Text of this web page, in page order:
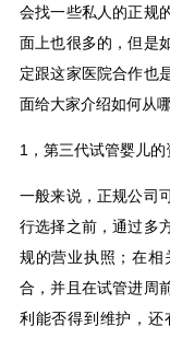
会找一些私人的正规
面上也很多的，但是
定跟这家医院合作也
面给大家介绍如何从
1，第三代试管婴儿的
一般来说，正规公司
行选择之前，通过多
规的营业执照；在相
合，并且在试管进周
利能否得到维护，还